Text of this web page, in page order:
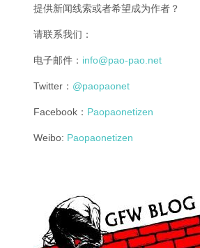
提供新闻线索或者希望成为作者？
请联系我们：
电子邮件： info@pao-pao.net
Twitter： @paopaonet
Facebook： Paopaonetizen
Weibo: Paopaonetizen
gfw_blog_small.jpg